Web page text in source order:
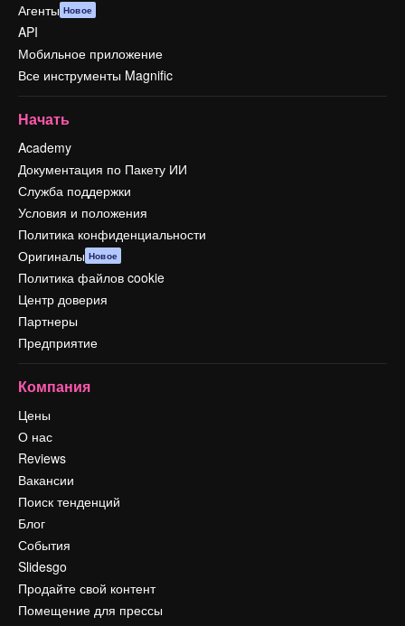
Агенты Новое
API
Мобильное приложение
Все инструменты Magnific
Начать
Academy
Документация по Пакету ИИ
Служба поддержки
Условия и положения
Политика конфиденциальности
Оригиналы Новое
Политика файлов cookie
Центр доверия
Партнеры
Предприятие
Компания
Цены
О нас
Reviews
Вакансии
Поиск тенденций
Блог
События
Slidesgo
Продайте свой контент
Помещение для прессы